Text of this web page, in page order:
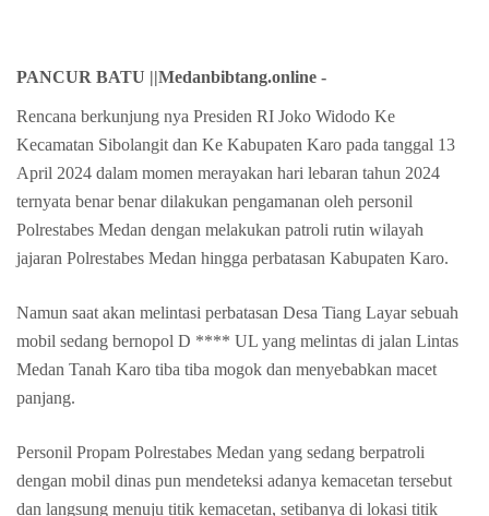
PANCUR BATU ||Medanbibtang.online -
Rencana berkunjung nya Presiden RI Joko Widodo Ke
Kecamatan Sibolangit dan Ke Kabupaten Karo pada tanggal 13
April 2024 dalam momen merayakan hari lebaran tahun 2024
ternyata benar benar dilakukan pengamanan oleh personil
Polrestabes Medan dengan melakukan patroli rutin wilayah
jajaran Polrestabes Medan hingga perbatasan Kabupaten Karo.
Namun saat akan melintasi perbatasan Desa Tiang Layar sebuah
mobil sedang bernopol D **** UL yang melintas di jalan Lintas
Medan Tanah Karo tiba tiba mogok dan menyebabkan macet
panjang.
Personil Propam Polrestabes Medan yang sedang berpatroli
dengan mobil dinas pun mendeteksi adanya kemacetan tersebut
dan langsung menuju titik kemacetan, setibanya di lokasi titik